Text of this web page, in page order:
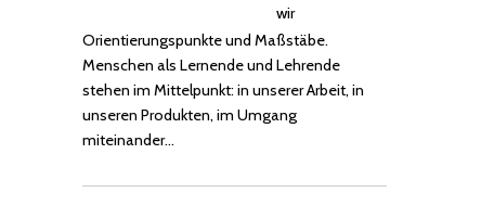
wir
Orientierungspunkte und Maßstäbe.
Menschen als Lernende und Lehrende
stehen im Mittelpunkt: in unserer Arbeit, in
unseren Produkten, im Umgang
miteinander…